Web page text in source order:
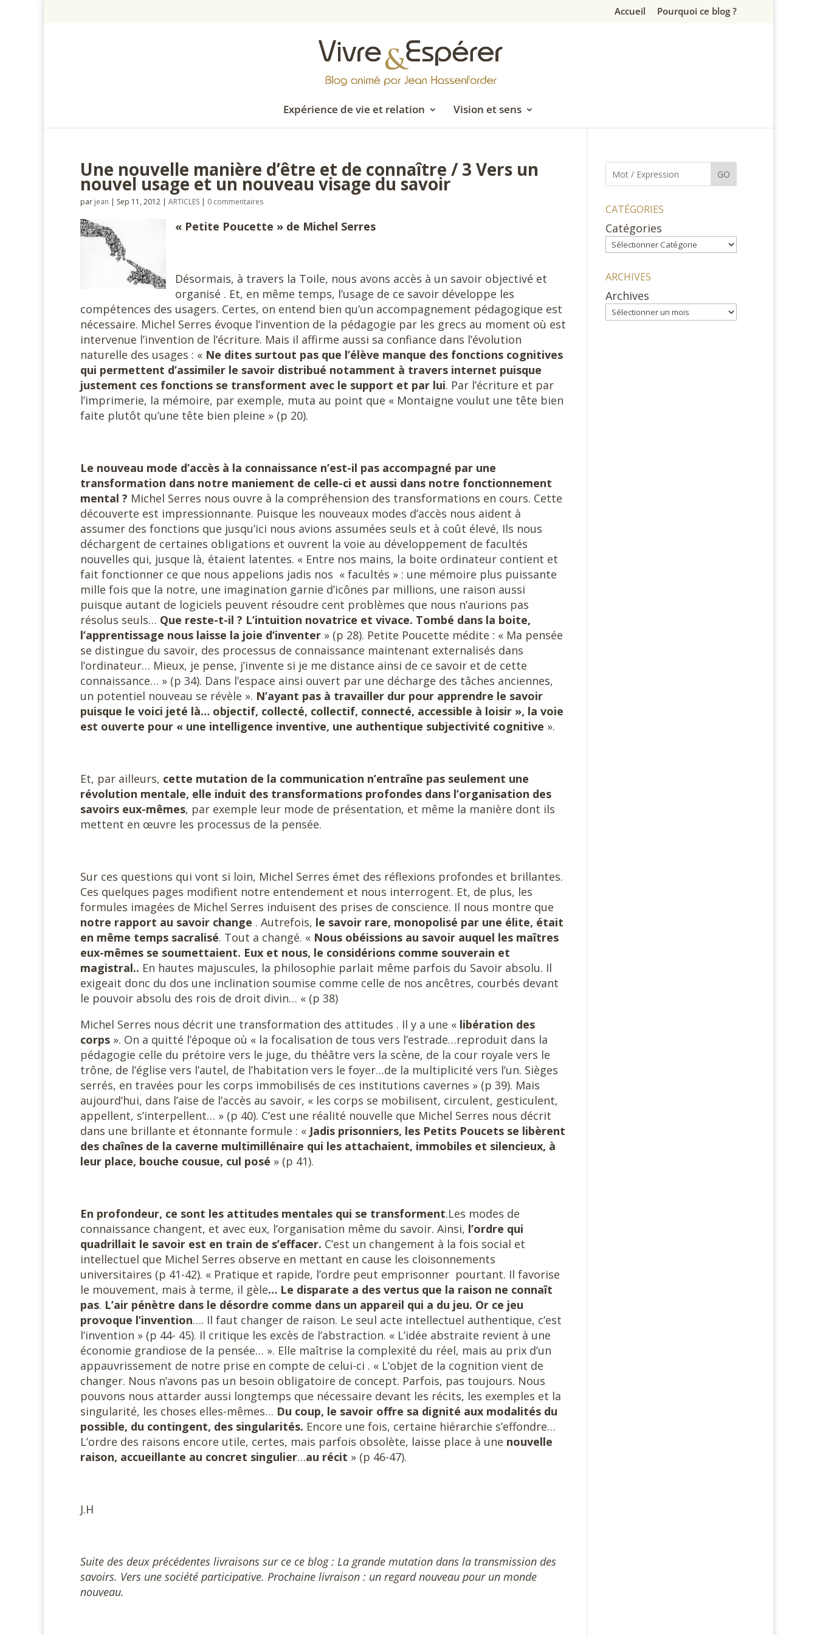
Accueil Pourquoi ce blog ?
Expérience de vie et relation Vision et sens
Une nouvelle manière d’être et de connaître / 3 Vers un
nouvel usage et un nouveau visage du savoir
par jean | Sep 11, 2012 | ARTICLES | 0 commentaires
« Petite Poucette » de Michel Serres
Désormais, à travers la Toile, nous avons accès à un savoir objectivé et
organisé . Et, en même temps, l’usage de ce savoir développe les
compétences des usagers. Certes, on entend bien qu’un accompagnement pédagogique est
nécessaire. Michel Serres évoque l’invention de la pédagogie par les grecs au moment où est
intervenue l’invention de l’écriture. Mais il affirme aussi sa confiance dans l’évolution
naturelle des usages : « Ne dites surtout pas que l’élève manque des fonctions cognitives
qui permettent d’assimiler le savoir distribué notamment à travers internet puisque
justement ces fonctions se transforment avec le support et par lui. Par l’écriture et par
l’imprimerie, la mémoire, par exemple, muta au point que « Montaigne voulut une tête bien
faite plutôt qu’une tête bien pleine » (p 20).
Le nouveau mode d’accès à la connaissance n’est-il pas accompagné par une
transformation dans notre maniement de celle-ci et aussi dans notre fonctionnement
mental ? Michel Serres nous ouvre à la compréhension des transformations en cours. Cette
découverte est impressionnante. Puisque les nouveaux modes d’accès nous aident à
assumer des fonctions que jusqu’ici nous avions assumées seuls et à coût élevé, Ils nous
déchargent de certaines obligations et ouvrent la voie au développement de facultés
nouvelles qui, jusque là, étaient latentes. « Entre nos mains, la boite ordinateur contient et
fait fonctionner ce que nous appelions jadis nos « facultés » : une mémoire plus puissante
mille fois que la notre, une imagination garnie d’icônes par millions, une raison aussi
puisque autant de logiciels peuvent résoudre cent problèmes que nous n’aurions pas
résolus seuls… Que reste-t-il ? L’intuition novatrice et vivace. Tombé dans la boite,
l’apprentissage nous laisse la joie d’inventer » (p 28). Petite Poucette médite : « Ma pensée
se distingue du savoir, des processus de connaissance maintenant externalisés dans
l’ordinateur… Mieux, je pense, j’invente si je me distance ainsi de ce savoir et de cette
connaissance… » (p 34). Dans l’espace ainsi ouvert par une décharge des tâches anciennes,
un potentiel nouveau se révèle ». N’ayant pas à travailler dur pour apprendre le savoir
puisque le voici jeté là… objectif, collecté, collectif, connecté, accessible à loisir », la voie
est ouverte pour « une intelligence inventive, une authentique subjectivité cognitive ».
Et, par ailleurs, cette mutation de la communication n’entraîne pas seulement une
révolution mentale, elle induit des transformations profondes dans l’organisation des
savoirs eux-mêmes, par exemple leur mode de présentation, et même la manière dont ils
mettent en œuvre les processus de la pensée.
Sur ces questions qui vont si loin, Michel Serres émet des réflexions profondes et brillantes.
Ces quelques pages modifient notre entendement et nous interrogent. Et, de plus, les
formules imagées de Michel Serres induisent des prises de conscience. Il nous montre que
notre rapport au savoir change . Autrefois, le savoir rare, monopolisé par une élite, était
en même temps sacralisé. Tout a changé. « Nous obéissions au savoir auquel les maîtres
eux-mêmes se soumettaient. Eux et nous, le considérions comme souverain et
magistral.. En hautes majuscules, la philosophie parlait même parfois du Savoir absolu. Il
exigeait donc du dos une inclination soumise comme celle de nos ancêtres, courbés devant
le pouvoir absolu des rois de droit divin… « (p 38)
Michel Serres nous décrit une transformation des attitudes . Il y a une « libération des
corps ». On a quitté l’époque où « la focalisation de tous vers l’estrade…reproduit dans la
pédagogie celle du prétoire vers le juge, du théâtre vers la scène, de la cour royale vers le
trône, de l’église vers l’autel, de l’habitation vers le foyer…de la multiplicité vers l’un. Sièges
serrés, en travées pour les corps immobilisés de ces institutions cavernes » (p 39). Mais
aujourd’hui, dans l’aise de l’accès au savoir, « les corps se mobilisent, circulent, gesticulent,
appellent, s’interpellent… » (p 40). C’est une réalité nouvelle que Michel Serres nous décrit
dans une brillante et étonnante formule : « Jadis prisonniers, les Petits Poucets se libèrent
des chaînes de la caverne multimillénaire qui les attachaient, immobiles et silencieux, à
leur place, bouche cousue, cul posé » (p 41).
En profondeur, ce sont les attitudes mentales qui se transforment.Les modes de
connaissance changent, et avec eux, l’organisation même du savoir. Ainsi, l’ordre qui
quadrillait le savoir est en train de s’effacer. C’est un changement à la fois social et
intellectuel que Michel Serres observe en mettant en cause les cloisonnements
universitaires (p 41-42). « Pratique et rapide, l’ordre peut emprisonner pourtant. Il favorise
le mouvement, mais à terme, il gèle… Le disparate a des vertus que la raison ne connaît
pas. L’air pénètre dans le désordre comme dans un appareil qui a du jeu. Or ce jeu
provoque l’invention…. Il faut changer de raison. Le seul acte intellectuel authentique, c’est
l’invention » (p 44- 45). Il critique les excès de l’abstraction. « L’idée abstraite revient à une
économie grandiose de la pensée… ». Elle maîtrise la complexité du réel, mais au prix d’un
appauvrissement de notre prise en compte de celui-ci . « L’objet de la cognition vient de
changer. Nous n’avons pas un besoin obligatoire de concept. Parfois, pas toujours. Nous
pouvons nous attarder aussi longtemps que nécessaire devant les récits, les exemples et la
singularité, les choses elles-mêmes… Du coup, le savoir offre sa dignité aux modalités du
possible, du contingent, des singularités. Encore une fois, certaine hiérarchie s’effondre…
L’ordre des raisons encore utile, certes, mais parfois obsolète, laisse place à une nouvelle
raison, accueillante au concret singulier…au récit » (p 46-47).
J.H
Suite des deux précédentes livraisons sur ce ce blog : La grande mutation dans la transmission des
savoirs. Vers une société participative. Prochaine livraison : un regard nouveau pour un monde
nouveau.
GO
CATÉGORIES
Catégories
ARCHIVES
Archives